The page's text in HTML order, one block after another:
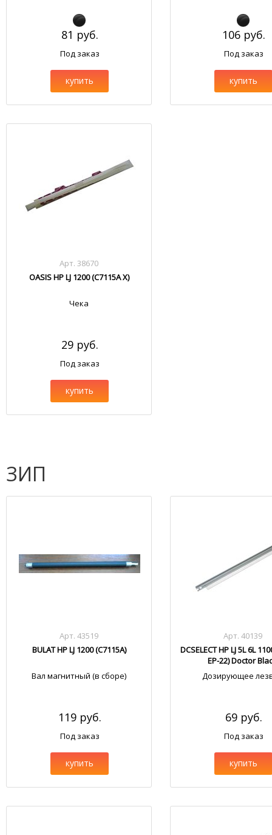
81 руб.
Под заказ
купить
106 руб.
Под заказ
купить
Арт. 38670
OASIS HP LJ 1200 (C7115A X)
Чека
29 руб.
Под заказ
купить
ЗИП
Арт. 43519
BULAT HP LJ 1200 (С7115А)
Вал магнитный (в сборе)
119 руб.
Под заказ
купить
Арт. 40139
DCSELECT HP LJ 5L 6L
EP-22) Doctor
Дозирующее
69 руб.
Под заказ
купить